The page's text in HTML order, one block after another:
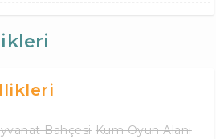
Bahçesi Kum Oyun Alanı